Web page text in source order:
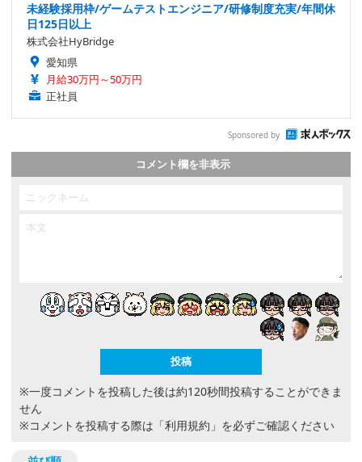
未経験採用枠/ゲームテストエンジニア/研修制度充実/年間休
日125日以上
株式会社HyBridge
愛知県
月給30万円～50万円
正社員
Sponsored by
コメント欄を非表示
※一度コメントを投稿した後は約120秒間投稿することができま
せん
※コメントを投稿する際は 「利用規約」 を必ずご確認ください